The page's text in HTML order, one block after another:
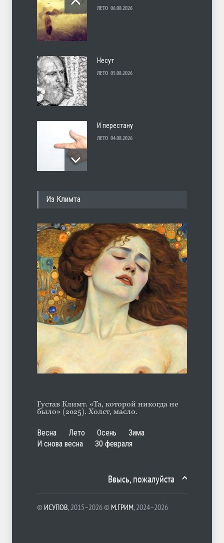
ЛЕТО 06.08.2026
Несут
ЛЕТО 05.08.2026
И перестану
ЛЕТО 04.08.2026
Марципан (из Агнии Барто)
ЛЕТО 31.07.2026
Ob la di
ЛЕТО 30.07.2026
Из Климта
Густав Климт. «Та, которой никогда не
было» (2025). Холст, масло.
Весна Лето Осень
Зима
И снова весна
30 февраля
Ввысь, пожалуйста
© ИСУПОВ, 2015–2026 © М.ГРИМ, 2024–2026